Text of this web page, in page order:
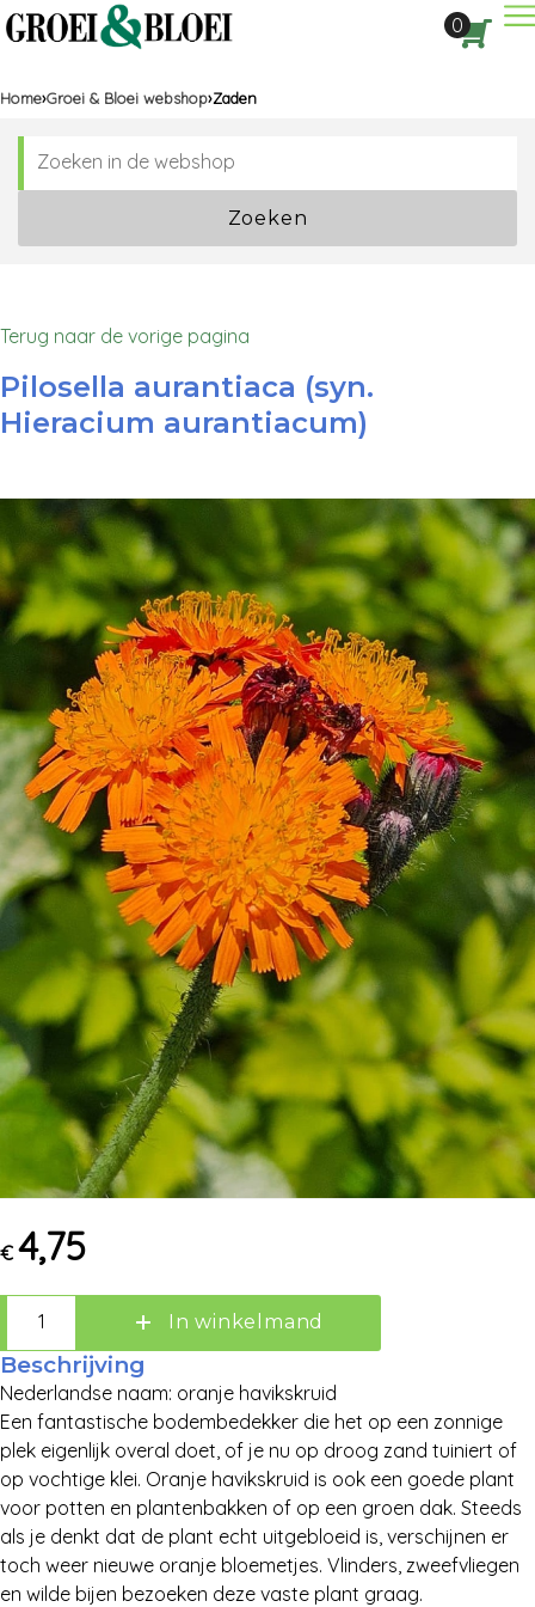
0
Home Groei & Bloei webshop Zaden
Zoeken
Terug naar de vorige pagina
Pilosella aurantiaca (syn.
Hieracium aurantiacum)
€ 4,75
In winkelmand
Beschrijving
Nederlandse naam: oranje havikskruid
Een fantastische bodembedekker die het op een zonnige
plek eigenlijk overal doet, of je nu op droog zand tuiniert of
op vochtige klei. Oranje havikskruid is ook een goede plant
voor potten en plantenbakken of op een groen dak. Steeds
als je denkt dat de plant echt uitgebloeid is, verschijnen er
toch weer nieuwe oranje bloemetjes. Vlinders, zweefvliegen
en wilde bijen bezoeken deze vaste plant graag.
Zoek: